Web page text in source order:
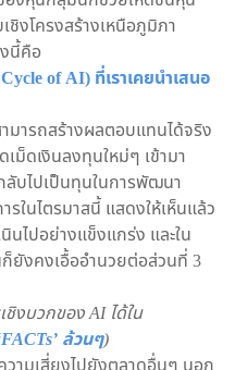
ชิงโครงสร้างเหนือภูมิภา
นี้คือ
of AI) ที่เราเคยนำเสนอ
มารถสร้างผลตอบแทนได้จริง
ม็ดเงินลงทุนใหม่ๆ เข้ามา
ลับไปเป็นทุนในการพัฒนา
ในไตรมาสนี้ แสดงให้เห็นแล้ว
ไปอย่างแข็งแกร่ง และใน
ยังคงเอื้ออำนวยต่อส่วนที่ 3
งบวกของ AI ได้ใน
ล้วนๆ)